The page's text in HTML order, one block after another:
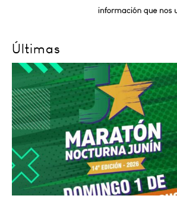
Últimas